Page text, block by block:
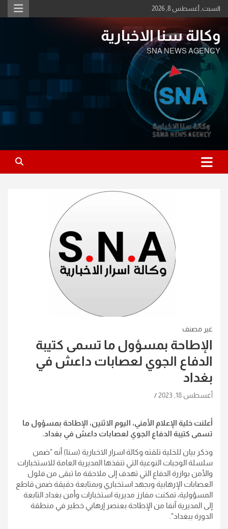
Skip
to
السبت, أغسطس 8, 2026
وكالة سنا الاخبارية
SNA NEWS AGENCY
غير مصنف
الإطاحة بمسؤول ما تسمى كتيبة
الدفاع الجوي لعصابات داعش في
بغداد
أغسطس 18, 2023
أعلنت خلية الإعلام الأمني، اليوم الاثنين، الإطاحة بمسؤول ما
تسمى كتيبة الدفاع الجوي لعصابات داعش في بغداد.
وذكر بيان للخلية تلقته وكالة اسرار الاخبارية (سنا) أنه "ضمن
سلسلة الوجبات النوعية التي تنفذها المديرية العامة للاستخبارات
والأمن بوازرة الدفاع التي تهدف إلى ملاحقة ما تبقى من فلول
العصابات الإرهابية وبجهد استخباري وبمتابعة دقيقة ضمن قاطع
المسؤولية، تمكنت مفارز مديرية استخبارات وأمن بغداد التابعة
إلى المديرية آنفا من الإطاحة بعنصر إرهابي خطير في منطقة
الدورة ببغداد".